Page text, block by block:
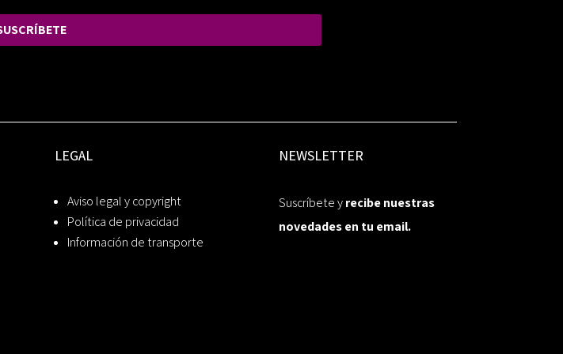
LEGAL
Aviso legal y copyright
Política de privacidad
Información de transporte
NEWSLETTER
Suscríbete yrecibe nuestras
novedades en tu email.